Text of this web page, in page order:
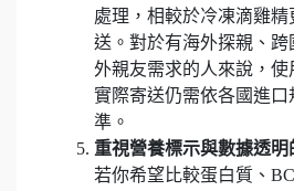
處理，相較於冷凍滴雞
送。對於有海外探親、跨
外親友需求的人來說，使
實際寄送仍需依各國進
準。
重視營養標示與數據透明
若你希望比較蛋白質、